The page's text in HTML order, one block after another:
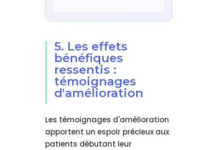
5. Les effets
bénéfiques
ressentis :
témoignages
d'amélioration
Les témoignages d'amélioration
apportent un espoir précieux aux
patients débutant leur